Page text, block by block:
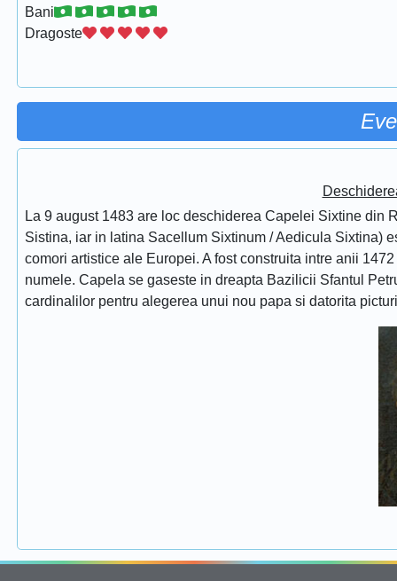
Bani
Dragoste
La 9 august 1483 are loc deschiderea Capelei Sixtine
Sistina, iar in latina Sacellum Sixtinum / Aedicula Sixtina)
comori artistice ale Europei. A fost construita intre anii
numele. Capela se gaseste in dreapta Bazilicii Sfantul
cardinalilor pentru alegerea unui nou papa si datorita